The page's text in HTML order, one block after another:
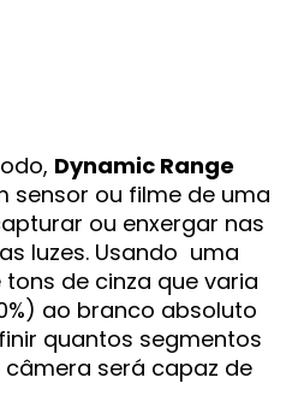
Dynamic Range
sensor ou filme de uma
ou enxergar nas
luzes. Usando uma
de cinza que varia
ao branco absoluto
quantos segmentos
será capaz de